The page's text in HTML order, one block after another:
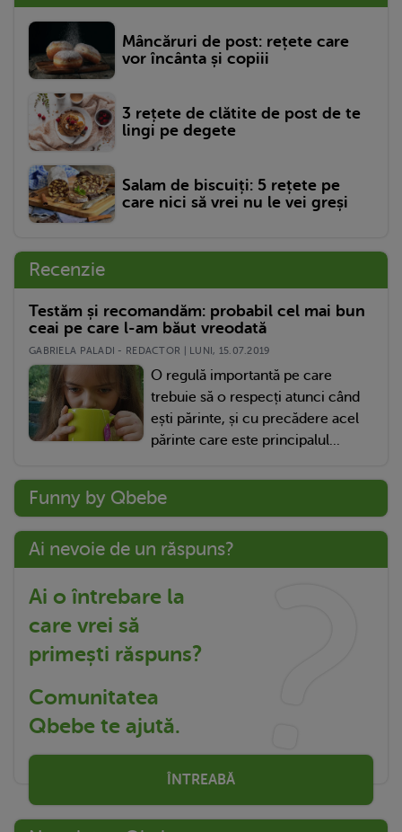
Mâncăruri de post: rețete care
vor încânta și copiii
3 rețete de clătite de post de te
lingi pe degete
Salam de biscuiți: 5 rețete pe
care nici să vrei nu le vei greși
Recenzie
Testăm și recomandăm: probabil cel mai bun
ceai pe care l-am băut vreodată
GABRIELA PALADI - REDACTOR | LUNI, 15.07.2019
O regulă importantă pe care
trebuie să o respecți atunci când
ești părinte, și cu precădere acel
părinte care este principalul...
Funny by Qbebe
Ai nevoie de un răspuns?
Ai o întrebare la
care vrei să
primești răspuns?
Comunitatea
Qbebe te ajută.
ÎNTREABĂ